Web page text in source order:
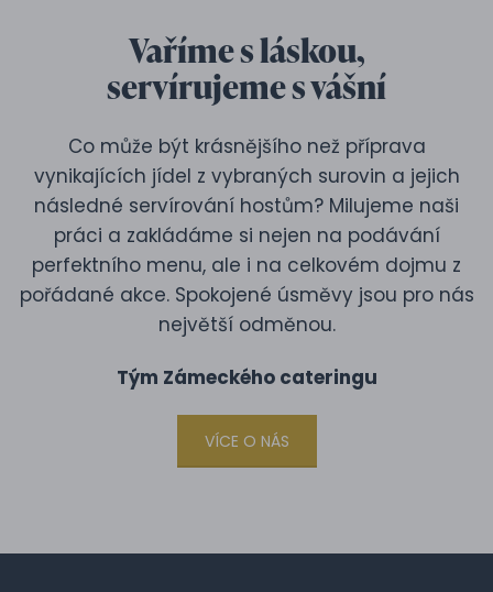
Vaříme s láskou,
servírujeme s vášní
Co může být krásnějšího než příprava
vynikajících jídel z vybraných surovin a jejich
následné servírování hostům? Milujeme naši
práci a zakládáme si nejen na podávání
perfektního menu, ale i na celkovém dojmu z
pořádané akce. Spokojené úsměvy jsou pro nás
největší odměnou.
Tým Zámeckého cateringu
VÍCE O NÁS